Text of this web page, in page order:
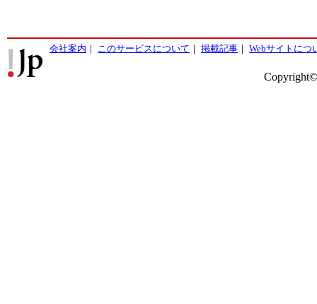
会社案内 ｜ このサービスについて ｜ 掲載記事 ｜ Webサイトにつ